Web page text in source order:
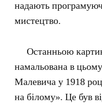
надають
мистецтво.
Останньою
намальована в
Малевича у 1918
на білому». Це був